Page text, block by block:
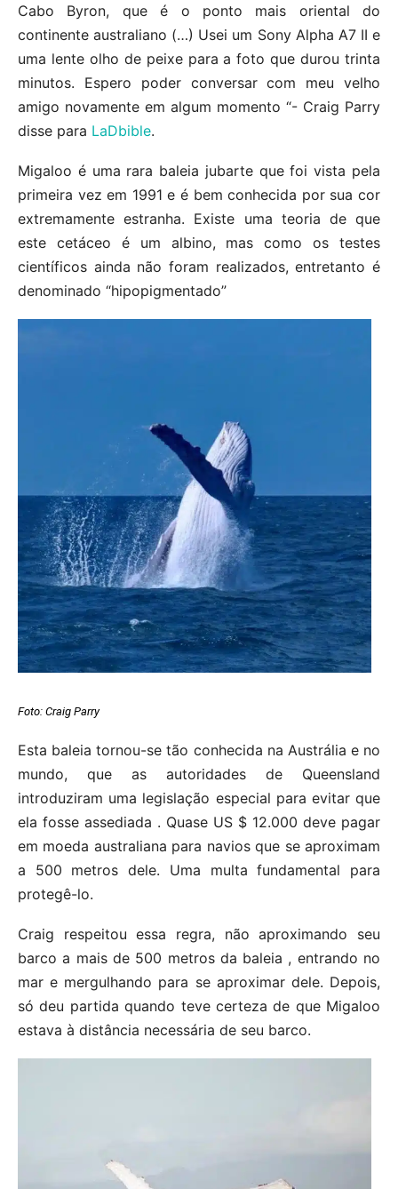
Cabo Byron, que é o ponto mais oriental do
continente australiano (…) Usei um Sony Alpha A7 II e
uma lente olho de peixe para a foto que durou trinta
minutos. Espero poder conversar com meu velho
amigo novamente em algum momento “- Craig Parry
disse para LaDbible.
Migaloo é uma rara baleia jubarte que foi vista pela
primeira vez em 1991 e é bem conhecida por sua cor
extremamente estranha. Existe uma teoria de que
este cetáceo é um albino, mas como os testes
científicos ainda não foram realizados, entretanto é
denominado “hipopigmentado”
Foto: Craig Parry
Esta baleia tornou-se tão conhecida na Austrália e no
mundo, que as autoridades de Queensland
introduziram uma legislação especial para evitar que
ela fosse assediada . Quase US $ 12.000 deve pagar
em moeda australiana para navios que se aproximam
a 500 metros dele. Uma multa fundamental para
protegê-lo.
Craig respeitou essa regra, não aproximando seu
barco a mais de 500 metros da baleia , entrando no
mar e mergulhando para se aproximar dele. Depois,
só deu partida quando teve certeza de que Migaloo
estava à distância necessária de seu barco.